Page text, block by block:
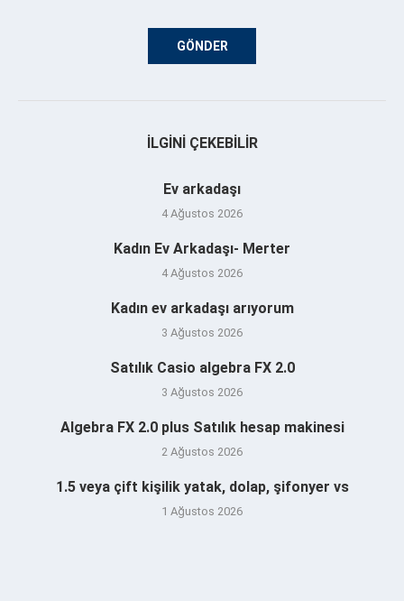
İLGINI ÇEKEBILIR
Ev arkadaşı
4 Ağustos 2026
Kadın Ev Arkadaşı- Merter
4 Ağustos 2026
Kadın ev arkadaşı arıyorum
3 Ağustos 2026
Satılık Casio algebra FX 2.0
3 Ağustos 2026
Algebra FX 2.0 plus Satılık hesap makinesi
2 Ağustos 2026
1.5 veya çift kişilik yatak, dolap, şifonyer vs
1 Ağustos 2026